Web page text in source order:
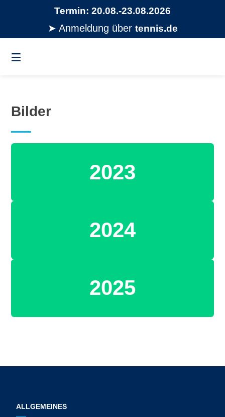
Termin: 20.08.-23.08.2026
➤ Anmeldung über tennis.de
Bilder
2023
2024
2025
ALLGEMEINES